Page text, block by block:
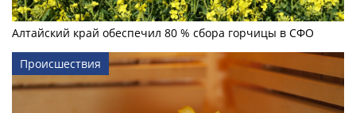
Алтайский край обеспечил 80 % сбора горчицы в СФО
Происшествия